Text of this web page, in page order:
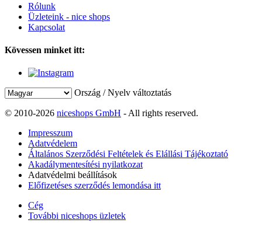
Rólunk
Üzleteink - nice shops
Kapcsolat
Kövessen minket itt:
Ország / Nyelv változtatás
© 2010-2026 niceshops GmbH - All rights reserved.
Impresszum
Adatvédelem
Általános Szerződési Feltételek és Elállási Tájékoztató
Akadálymentesítési nyilatkozat
Adatvédelmi beállítások
Előfizetéses szerződés lemondása itt
Cég
További niceshops üzletek